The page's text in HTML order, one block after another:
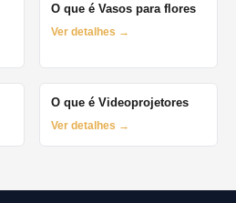
O que é Vasos para flores
Ver detalhes →
O que é Videoprojetores
Ver detalhes →